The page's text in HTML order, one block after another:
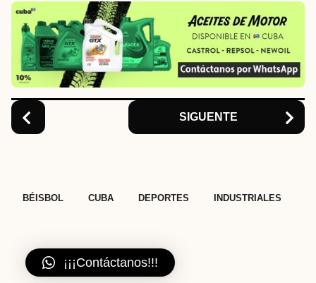
n
o
n
SIGUENTE
BÉISBOL CUBA DEPORTES INDUSTRIALES
¡¡¡Contáctanos!!!